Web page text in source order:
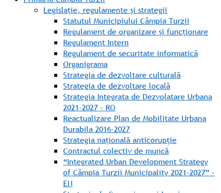
Legislație, regulamente și strategii
Statutul Municipiului Câmpia Turzii
Regulament de organizare și funcționare
Regulament Intern
Regulament de securitate informatică
Organigrama
Strategia de dezvoltare culturală
Strategia de dezvoltare locală
Strategia Integrata de Dezvolatare Urbana
2021-2027 – RO
Reactualizare Plan de Mobilitate Urbana
Durabila 2016-2027
Strategia națională anticorupție
Contractul colectiv de muncă
“Integrated Urban Development Strategy
of Câmpia Turzii Municipality 2021-2027” –
EN